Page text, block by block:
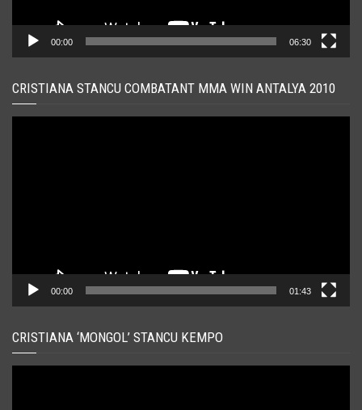
00:00 06:30
CRISTIANA STANCU COMBATANT MMA WIN ANTALYA 2010
00:00 01:43
CRISTIANA ‘MONGOL’ STANCU KEMPO